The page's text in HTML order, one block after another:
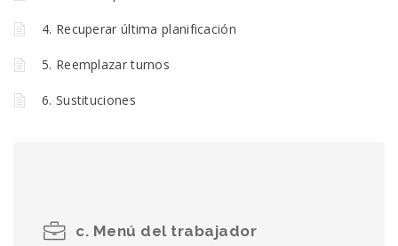
4. Recuperar última planificación
5. Reemplazar turnos
6. Sustituciones
c. Menú del trabajador